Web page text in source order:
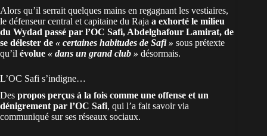
Alors qu’il serrait quelques mains en regagnant les vestiaires,
le défenseur central et capitaine du Raja a exhorté le milieu
du Wydad passé par l’OC Safi, Abdelghafour Lamirat, de
se délester de « certaines habitudes de Safi » sous prétexte
qu’il évolue « dans un grand club » désormais.
L’OC Safi s’indigne…
Des propos perçus à la fois comme une offense et un
dénigrement par l’OC Safi, qui l’a fait savoir via
communiqué sur ses réseaux sociaux.